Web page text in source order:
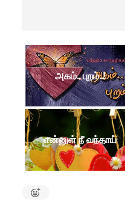
அகம்.. புறம்..!
என்னுள் நீ வந்தாய்